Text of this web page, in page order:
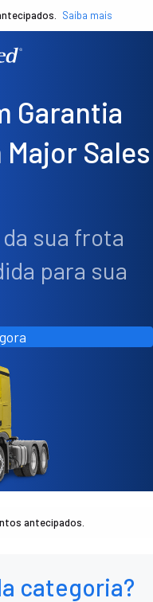
Saiba mais
Garantia
Sales
sua frota
para sua
antecipados.
categoria?